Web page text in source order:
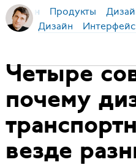
Бирман Продукты
Дизайн Интерфейс
Четыре
почему
везде